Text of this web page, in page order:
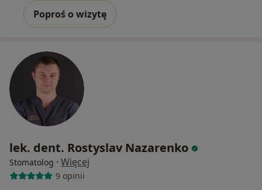
Poproś o wizytę
lek. dent. Rostyslav Nazarenko
Stomatolog · Więcej
9 opinii